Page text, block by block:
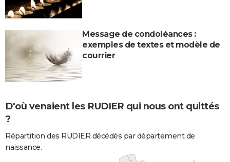
Message de condoléances :
exemples de textes et modèle de
courrier
D'où venaient les RUDIER qui nous ont quittés
?
Répartition des RUDIER décédés par département de
naissance.